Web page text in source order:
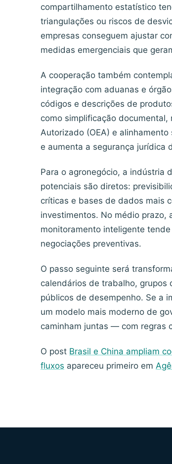
compartilhamento estatístico
triangulações ou riscos de
empresas conseguem ajustar
medidas emergenciais que
A cooperação também
integração com aduanas e
códigos e descrições de
como simplificação
Autorizado (OEA) e
e aumenta a segurança jurídica
Para o agronegócio, a indústria
potenciais são diretos:
críticas e bases de dados mais
investimentos. No médio prazo,
monitoramento inteligente
negociações preventivas.
O passo seguinte será
calendários de trabalho, grupos
públicos de desempenho. Se a
um modelo mais moderno de
caminham juntas — com regras
O post Brasil e China ampliam
fluxos apareceu primeiro em